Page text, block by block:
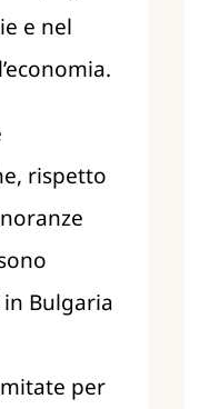
e nel
rispetto
Bulgaria
per